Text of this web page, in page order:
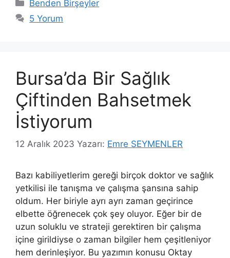
Benden Birşeyler
5 Yorum
Bursa’da Bir Sağlık
Çiftinden Bahsetmek
İstiyorum
12 Aralık 2023 Yazarı: Emre SEYMENLER
Bazı kabiliyetlerim gereği birçok doktor ve sağlık
yetkilisi ile tanışma ve çalışma şansına sahip
oldum. Her biriyle ayrı ayrı zaman geçirince
elbette öğrenecek çok şey oluyor. Eğer bir de
uzun soluklu ve strateji gerektiren bir çalışma
içine girildiyse o zaman bilgiler hem çeşitleniyor
hem derinleşiyor. Bu yazımın konusu Oktay